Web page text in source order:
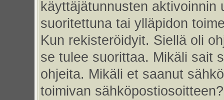
käyttäjätunnusten
suoritettuna tai ylläpidon
Kun rekisteröidyit. Siellä oli
se tulee suorittaa. Mikäli sait
ohjeita. Mikäli et saanut
toimivan